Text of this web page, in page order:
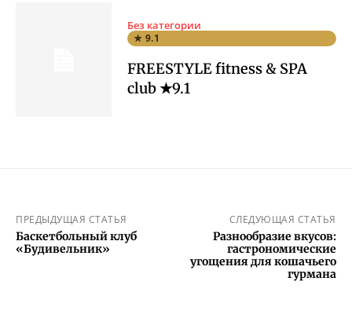
Без категории
★ 9.1
FREESTYLE fitness & SPA
club ★9.1
ПРЕДЫДУЩАЯ СТАТЬЯ
Баскетбольный клуб
«Будивельник»
СЛЕДУЮЩАЯ СТАТЬЯ
Разнообразие вкусов:
гастрономические
угощения для кошачьего
гурмана